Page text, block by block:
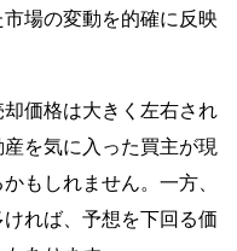
場の変動を的確に反映
価格は大きく左右され
を気に入った買主が現
もしれません。一方、
れば、予想を下回る価